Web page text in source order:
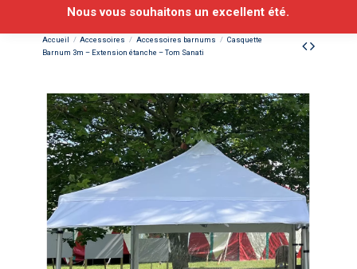
Nous vous souhaitons un excellent été.
Accueil Accessoires Accessoires barnums
Casquette
Barnum 3m – Extension étanche – Tom Sanati